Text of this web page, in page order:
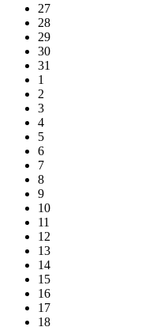
27
28
29
30
31
1
2
3
4
5
6
7
8
9
10
11
12
13
14
15
16
17
18